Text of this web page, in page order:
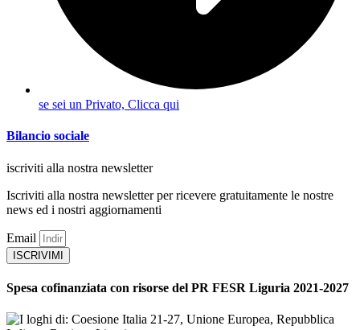
se sei un Privato, Clicca qui
Bilancio sociale
iscriviti alla nostra newsletter
Iscriviti alla nostra newsletter per ricevere gratuitamente le nostre
news ed i nostri aggiornamenti
Email
ISCRIVIMI
Spesa cofinanziata con risorse del PR FESR Liguria 2021-2027